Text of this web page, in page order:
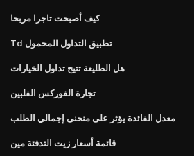
كيف أصبحت تاجرا مربحا
Td تطبيق التداول المحمول
هل الطليعة تتيح تداول الخيارات
تجارة الفوركس الفلبين
معدل الفائدة يؤثر على منحنى إجمالي الطلب
قائمة أسعار زيت التدفئة مين